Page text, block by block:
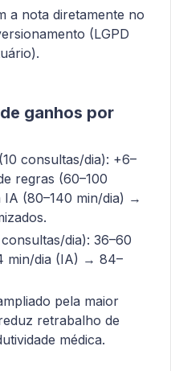
a nota diretamente no
(LGPD
ganhos por
consultas/dia): +6–
regras (60–100
IA (80–140 min/dia) →
dia): 36–60
min/dia (IA) → 84–
pela maior
retrabalho de
médica.